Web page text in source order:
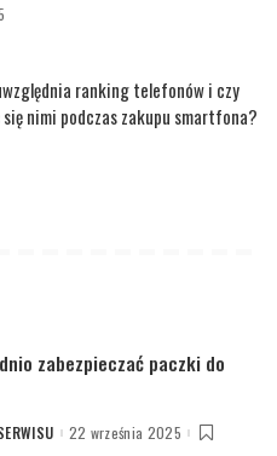
ranking telefonów i czy
nimi podczas zakupu smartfona?
zabezpieczać paczki do
22 września 2025